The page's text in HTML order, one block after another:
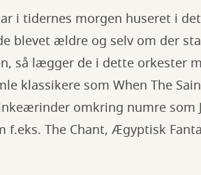
i tidernes morgen huseret i
blevet ældre og selv om der
så lægger de i dette orkester
klassikere som When The
omkring numre som
The Chant, Ægyptisk